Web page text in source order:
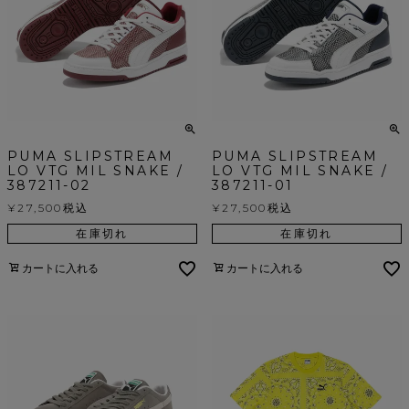
PUMA SLIPSTREAM
LO VTG MIL SNAKE /
387211-02
¥ 27,500 税込
在庫切れ
カートに入れる
PUMA SLIPSTREAM
LO VTG MIL SNAKE /
387211-01
¥ 27,500 税込
在庫切れ
カートに入れる